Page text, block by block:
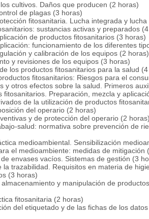
cultivos. Daños que producen (2 horas)
de plagas (3 horas)
fitosanitaria. Lucha integrada y
sustancias activas y preparados
de productos fitosanitarios (3 horas)
funcionamiento de los diferentes
y calibración de los equipos (2 horas)
y revisiones de los equipos (3 horas)
los productos fitosanitarios para la salud
fitosanitarios: Riesgos para el
y otros efectos sobre la salud. Primeros
fitosanitarios. Preparación, mezcla y
de la utilización de productos
del operario (2 horas)
y de protección del operario (2 horas)
salud: normativa sobre prevención de
medioambiental. Sensibilización
el medioambiente: medidas de mitigación
envases vacíos. Sistemas de gestión (3
la trazabilidad. Requisitos en materia de
(3 horas)
y manipulación de
fitosanitaria (2 horas)
del etiquetado y de las fichas de los